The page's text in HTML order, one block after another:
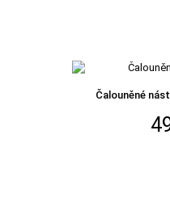
Čalouněné